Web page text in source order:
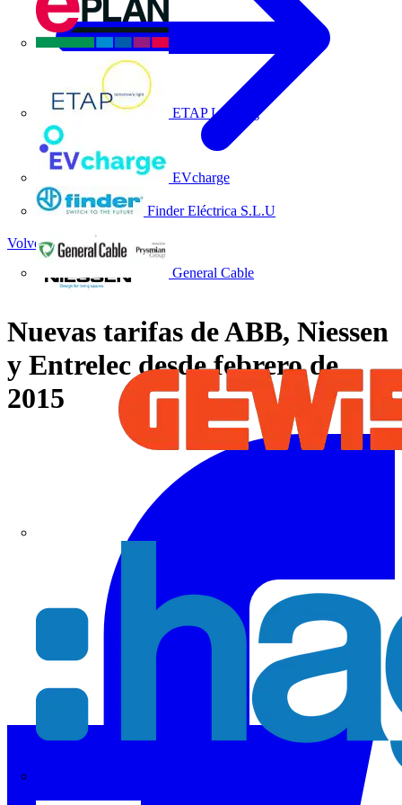
ETAP Lighting
EVcharge
Finder Eléctrica S.L.U
General Cable
Volver a Noticias
Nuevas tarifas de ABB, Niessen
y Entrelec desde febrero de
2015